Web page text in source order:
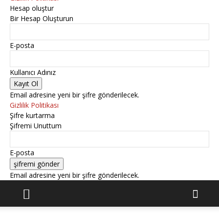
Hesap oluştur
Bir Hesap Oluşturun
E-posta
Kullanıcı Adınız
Email adresine yeni bir şifre gönderilecek.
Gizlilik Politikası
Şifre kurtarma
Şifremi Unuttum
E-posta
Email adresine yeni bir şifre gönderilecek.